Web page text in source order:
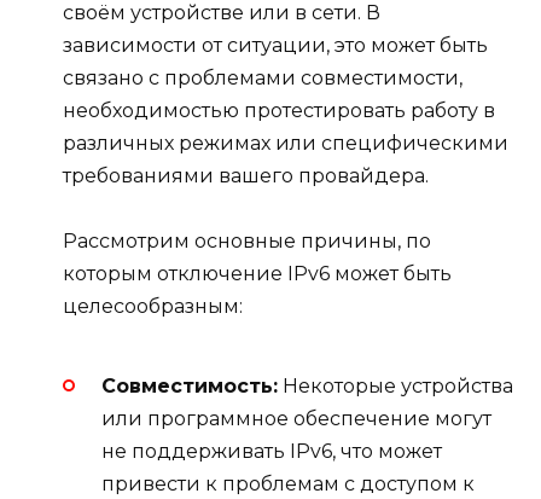
своём устройстве или в сети. В
зависимости от ситуации, это может быть
связано с проблемами совместимости,
необходимостью протестировать работу в
различных режимах или специфическими
требованиями вашего провайдера.
Рассмотрим основные причины, по
которым отключение IPv6 может быть
целесообразным:
Совместимость: Некоторые устройства
или программное обеспечение могут
не поддерживать IPv6, что может
привести к проблемам с доступом к